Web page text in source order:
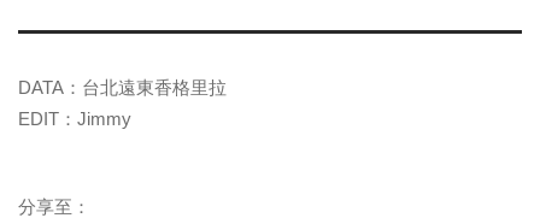
DATA：台北遠東香格里拉
EDIT：Jimmy
分享至：